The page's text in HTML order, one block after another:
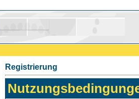
Registrierung